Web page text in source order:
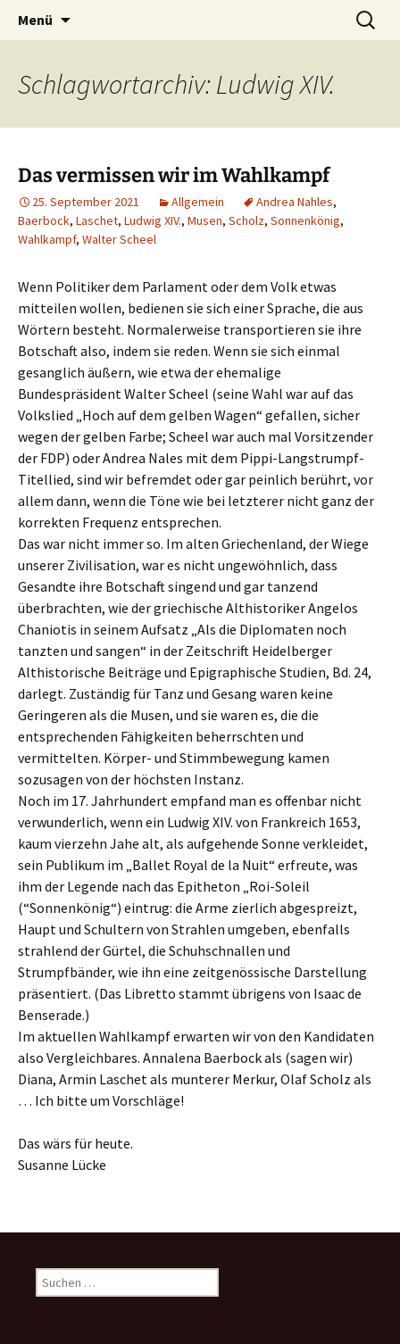
Nestbeschmutzer
Die Autorin Susanne Lücke räumt auf
Menü
Suchen
nach:
Schlagwortarchiv: Ludwig XIV.
Das vermissen wir im Wahlkampf
25. September 2021 Allgemein Andrea Nahles,
Baerbock, Laschet, Ludwig XIV., Musen, Scholz, Sonnenkönig,
Wahlkampf, Walter Scheel
Wenn Politiker dem Parlament oder dem Volk etwas
mitteilen wollen, bedienen sie sich einer Sprache, die aus
Wörtern besteht. Normalerweise transportieren sie ihre
Botschaft also, indem sie reden. Wenn sie sich einmal
gesanglich äußern, wie etwa der ehemalige
Bundespräsident Walter Scheel (seine Wahl war auf das
Volkslied „Hoch auf dem gelben Wagen“ gefallen, sicher
wegen der gelben Farbe; Scheel war auch mal Vorsitzender
der FDP) oder Andrea Nales mit dem Pippi-Langstrumpf-
Titellied, sind wir befremdet oder gar peinlich berührt, vor
allem dann, wenn die Töne wie bei letzterer nicht ganz der
korrekten Frequenz entsprechen.
Das war nicht immer so. Im alten Griechenland, der Wiege
unserer Zivilisation, war es nicht ungewöhnlich, dass
Gesandte ihre Botschaft singend und gar tanzend
überbrachten, wie der griechische Althistoriker Angelos
Chaniotis in seinem Aufsatz „Als die Diplomaten noch
tanzten und sangen“ in der Zeitschrift Heidelberger
Althistorische Beiträge und Epigraphische Studien, Bd. 24,
darlegt. Zuständig für Tanz und Gesang waren keine
Geringeren als die Musen, und sie waren es, die die
entsprechenden Fähigkeiten beherrschten und
vermittelten. Körper- und Stimmbewegung kamen
sozusagen von der höchsten Instanz.
Noch im 17. Jahrhundert empfand man es offenbar nicht
verwunderlich, wenn ein Ludwig XIV. von Frankreich 1653,
kaum vierzehn Jahe alt, als aufgehende Sonne verkleidet,
sein Publikum im „Ballet Royal de la Nuit“ erfreute, was
ihm der Legende nach das Epitheton „Roi-Soleil
(“Sonnenkönig“) eintrug: die Arme zierlich abgespreizt,
Haupt und Schultern von Strahlen umgeben, ebenfalls
strahlend der Gürtel, die Schuhschnallen und
Strumpfbänder, wie ihn eine zeitgenössische Darstellung
präsentiert. (Das Libretto stammt übrigens von Isaac de
Benserade.)
Im aktuellen Wahlkampf erwarten wir von den Kandidaten
also Vergleichbares. Annalena Baerbock als (sagen wir)
Diana, Armin Laschet als munterer Merkur, Olaf Scholz als
… Ich bitte um Vorschläge!
Das wärs für heute.
Susanne Lücke
Suchen
nach: